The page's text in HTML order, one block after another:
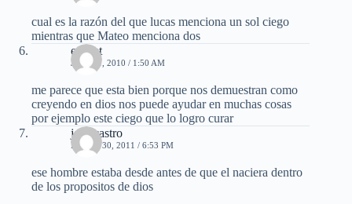
cual es la razón del que lucas menciona un sol ciego
mientras que Mateo menciona dos
esquet
JULIO 1, 2010 / 1:50 AM
me parece que esta bien porque nos demuestran como
creyendo en dios nos puede ayudar en muchas cosas
por ejemplo este ciego que lo logro curar
jose castro
ENERO 30, 2011 / 6:53 PM
ese hombre estaba desde antes de que el naciera dentro
de los propositos de dios